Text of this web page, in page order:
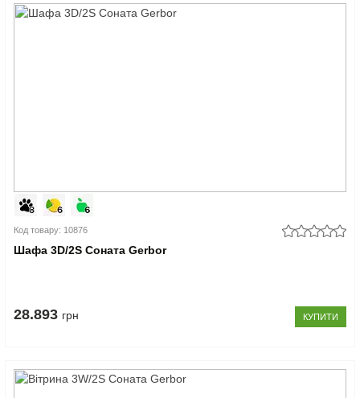
Код товару: 10876
Шафа 3D/2S Соната Gerbor
28.893 грн КУПИТИ